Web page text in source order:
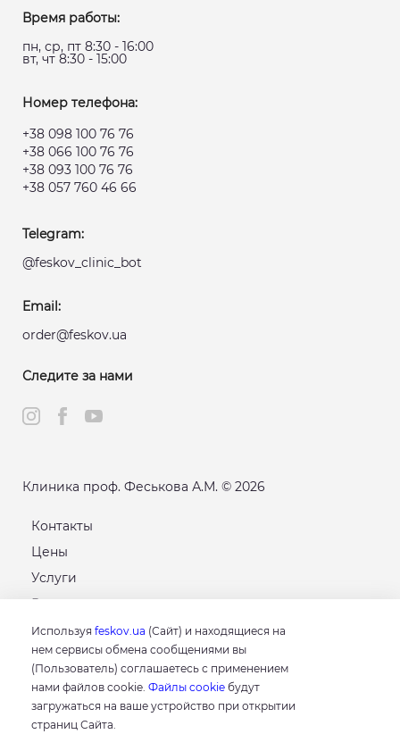
Используя feskov.ua (Сайт) и находящиеся на
нем сервисы обмена сообщениями вы
(Пользователь) соглашаетесь с применением
нами файлов cookie. Файлы cookie будут
загружаться на ваше устройство при открытии
страниц Сайта.
Время работы:
пн, ср, пт 8:30 - 16:00
вт, чт 8:30 - 15:00
Номер телефона:
+38 098 100 76 76
+38 066 100 76 76
+38 093 100 76 76
+38 057 760 46 66
Telegram:
@feskov_clinic_bot
Email:
order@feskov.ua
Следите за нами
Клиника проф. Феськова А.М. © 2026
Контакты
Цены
Услуги
Расписание
Карта сайта
GOOGLE
4.8
Основываясь на 214 отзывах